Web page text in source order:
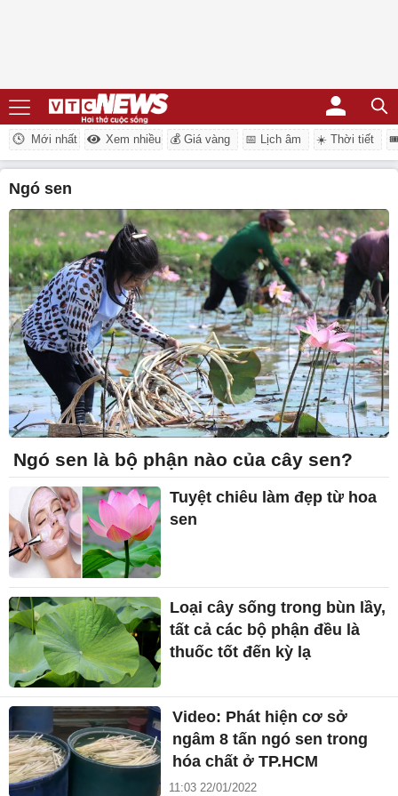
Mới nhất Xem nhiều 💰 Giá vàng 📅 Lịch âm ☀️ Thời tiết
ngó sen
Ngó sen là bộ phận nào của cây sen?
Tuyệt chiêu làm đẹp từ hoa
sen
Loại cây sống trong bùn lầy,
tất cả các bộ phận đều là
thuốc tốt đến kỳ lạ
Video: Phát hiện cơ sở
ngâm 8 tấn ngó sen trong
hóa chất ở TP.HCM
11:03 22/01/2022